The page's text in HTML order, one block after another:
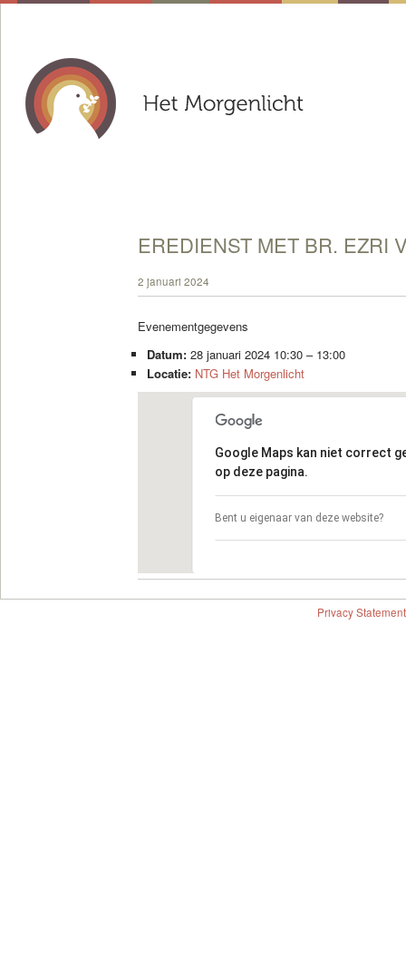
EREDIENST MET BR. EZRI
2 januari 2024
Evenementgegevens
Datum: 28 januari 2024 10:30– 13:00
Locatie: NTG Het Morgenlicht
Google Maps kan niet correct
op deze pagina.
Bent u eigenaar van deze website?
Privacy Statement